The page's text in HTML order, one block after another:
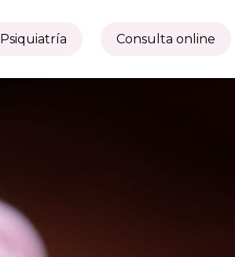
Psiquiatría Consulta online